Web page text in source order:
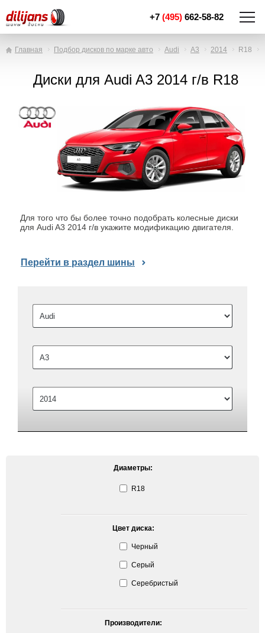
+7 (495) 662-58-82
Главная Подбор дисков по марке авто Audi A3 2014 R18
Диски для Audi A3 2014 г/в R18
Для того что бы более точно подобрать колесные диски
для Audi A3 2014 г/в укажите модификацию двигателя.
Перейти в раздел шины
Диаметры:
R18
Цвет диска:
Черный
Серый
Серебристый
Производители: